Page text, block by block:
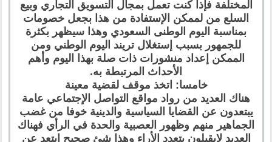
المختلفة فإذا كنت تعمل بمجال التسويق التجاري وبيع
السلع من لممكن الإستفادة من هذا بجعل خصومات
بمناسبة اليوم الوطنى السعودي وهذا سيظهر بكثرة
للجمهور بسبب إستغلال تريند اليوم الوطني ومن
الممكن إعداد منشورات ذات صلة بهذا اليوم وأهم
الأحداث المرتبطة به.
خامسا: اتخذ موقف لقضية معينة
هناك العديد من رواد مواقع التواصل الإجتماعي عامة
يبتعدون عن القضايا السياسية والدينية خوفا من غضب
الجماهير منهم وظهور العصبية والحدة في الرأي فهناك
العديد لايقبلون بتعدد الأراء وهذا شئ صحيح إبتعد عن